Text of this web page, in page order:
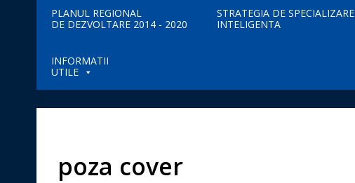
PLANUL REGIONAL
DE DEZVOLTARE 2014 - 2020
STRATEGIA DE SPECIALIZARE
INTELIGENTA
INFORMATII
UTILE
poza cover